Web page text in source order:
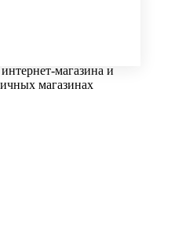
магазина и
магазинах